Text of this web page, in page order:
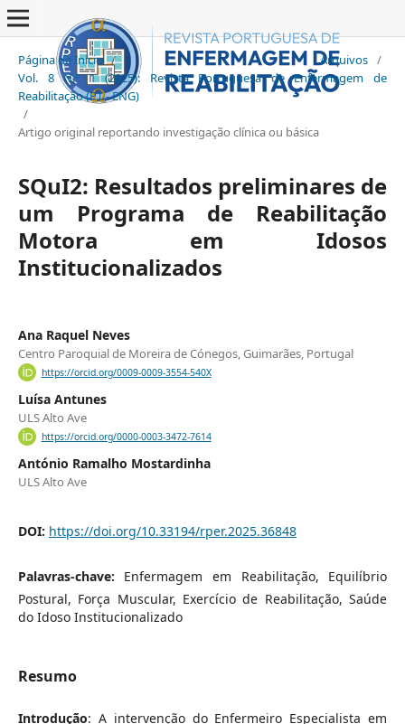
Página de Início / Arquivos /
Vol. 8 N.º 1 (2025): Revista Portuguesa de Enfermagem de
Reabilitação (PT - ENG)
/
Artigo original reportando investigação clínica ou básica
SQuI2: Resultados preliminares de
um Programa de Reabilitação
Motora em Idosos
Institucionalizados
Ana Raquel Neves
Centro Paroquial de Moreira de Cónegos, Guimarães, Portugal
https://orcid.org/0009-0009-3554-540X
Luísa Antunes
ULS Alto Ave
https://orcid.org/0000-0003-3472-7614
António Ramalho Mostardinha
ULS Alto Ave
DOI: https://doi.org/10.33194/rper.2025.36848
Palavras-chave: Enfermagem em Reabilitação, Equilíbrio
Postural, Força Muscular, Exercício de Reabilitação, Saúde
do Idoso Institucionalizado
Resumo
Introdução: A intervenção do Enfermeiro Especialista em